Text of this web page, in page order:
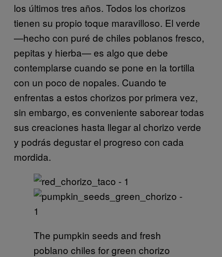
los últimos tres años. Todos los chorizos
tienen su propio toque maravilloso. El verde
—hecho con puré de chiles poblanos fresco,
pepitas y hierba— es algo que debe
contemplarse cuando se pone en la tortilla
con un poco de nopales. Cuando te
enfrentas a estos chorizos por primera vez,
sin embargo, es conveniente saborear todas
sus creaciones hasta llegar al chorizo verde
y podrás degustar el progreso con cada
mordida.
The pumpkin seeds and fresh
poblano chiles for green chorizo